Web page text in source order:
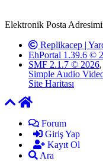
Elektronik Posta
Replikacep |
EhPortal 1.39.6 ©
SMF 2.1.7 © 2026,
Simple Audio
Site Haritası
Forum
Giriş Yap
Kayıt Ol
Ara